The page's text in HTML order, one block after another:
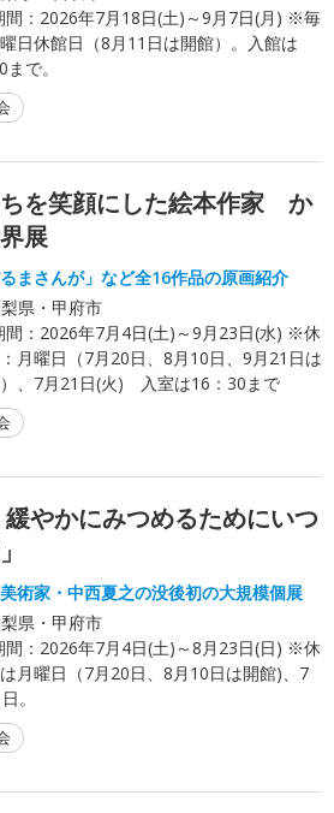
： 2026年7月18日(土)～9月7日(月) ※毎
日休館日（8月11日は開館）。入館は
で。
を笑顔にした絵本作家 か
展
るまさんが」など全16作品の原画紹介
県・甲府市
： 2026年7月4日(土)～9月23日(水) ※休
月曜日（7月20日、8月10日、9月21日は
、7月21日(火) 入室は16：30まで
やかにみつめるためにいつ
術家・中西夏之の没後初の大規模個展
県・甲府市
： 2026年7月4日(土)～8月23日(日) ※休
月曜日（7月20日、8月10日は開館)、7
。